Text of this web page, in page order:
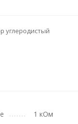
углеродистый
1 кОм